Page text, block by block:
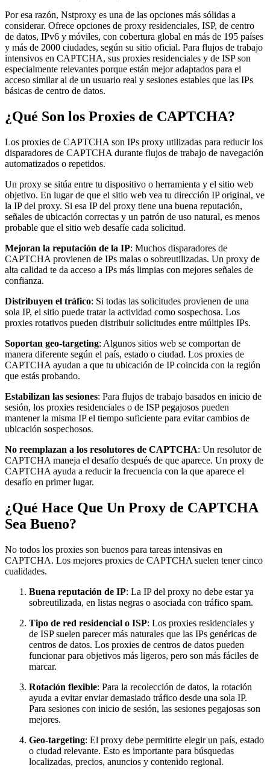
Por esa razón, Nstproxy es una de las opciones más sólidas a
considerar. Ofrece opciones de proxy residenciales, ISP, de centro
de datos, IPv6 y móviles, con cobertura global en más de 195 países
y más de 2000 ciudades, según su sitio oficial. Para flujos de trabajo
intensivos en CAPTCHA, sus proxies residenciales y de ISP son
especialmente relevantes porque están mejor adaptados para el
acceso similar al de un usuario real y sesiones estables que las IPs
básicas de centro de datos.
¿Qué Son los Proxies de CAPTCHA?
Los proxies de CAPTCHA son IPs proxy utilizadas para reducir los
disparadores de CAPTCHA durante flujos de trabajo de navegación
automatizados o repetidos.
Un proxy se sitúa entre tu dispositivo o herramienta y el sitio web
objetivo. En lugar de que el sitio web vea tu dirección IP original, ve
la IP del proxy. Si esa IP del proxy tiene una buena reputación,
señales de ubicación correctas y un patrón de uso natural, es menos
probable que el sitio web desafíe cada solicitud.
Mejoran la reputación de la IP: Muchos disparadores de
CAPTCHA provienen de IPs malas o sobreutilizadas. Un proxy de
alta calidad te da acceso a IPs más limpias con mejores señales de
confianza.
Distribuyen el tráfico: Si todas las solicitudes provienen de una
sola IP, el sitio puede tratar la actividad como sospechosa. Los
proxies rotativos pueden distribuir solicitudes entre múltiples IPs.
Soportan geo-targeting: Algunos sitios web se comportan de
manera diferente según el país, estado o ciudad. Los proxies de
CAPTCHA ayudan a que tu ubicación de IP coincida con la región
que estás probando.
Estabilizan las sesiones: Para flujos de trabajo basados en inicio de
sesión, los proxies residenciales o de ISP pegajosos pueden
mantener la misma IP el tiempo suficiente para evitar cambios de
ubicación sospechosos.
No reemplazan a los resolutores de CAPTCHA: Un resolutor de
CAPTCHA maneja el desafío después de que aparece. Un proxy de
CAPTCHA ayuda a reducir la frecuencia con la que aparece el
desafío en primer lugar.
¿Qué Hace Que Un Proxy de CAPTCHA
Sea Bueno?
No todos los proxies son buenos para tareas intensivas en
CAPTCHA. Los mejores proxies de CAPTCHA suelen tener cinco
cualidades.
Buena reputación de IP: La IP del proxy no debe estar ya
sobreutilizada, en listas negras o asociada con tráfico spam.
Tipo de red residencial o ISP: Los proxies residenciales y
de ISP suelen parecer más naturales que las IPs genéricas de
centros de datos. Los proxies de centros de datos pueden
funcionar para objetivos más ligeros, pero son más fáciles de
marcar.
Rotación flexible: Para la recolección de datos, la rotación
ayuda a evitar enviar demasiado tráfico desde una sola IP.
Para sesiones con inicio de sesión, las sesiones pegajosas son
mejores.
Geo-targeting: El proxy debe permitirte elegir un país, estado
o ciudad relevante. Esto es importante para búsquedas
localizadas, precios, anuncios y contenido regional.